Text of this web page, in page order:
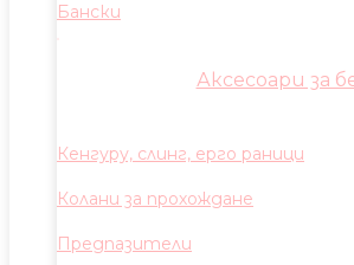
Бански
Аксесоари за
Кенгуру, слинг, ерго раници
Колани за прохождане
Предпазители